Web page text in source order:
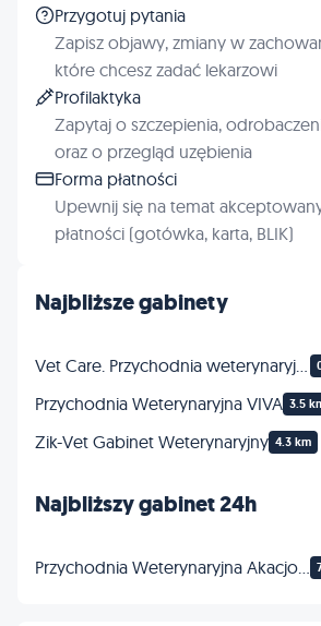
Najbliższe gabinety
Przychodnia Weterynaryjna VIVA 3.5
Zik-Vet Gabinet Weterynaryjny 4.3 km
Najbliższy gabinet 24h
Przygotuj pytania
Zapisz objawy, zmiany w
które chcesz zadać lekarzowi
Profilaktyka
Zapytaj o szczepienia,
oraz o przegląd uzębienia
Forma płatności
Upewnij się na temat
płatności (gotówka, karta, BLIK)